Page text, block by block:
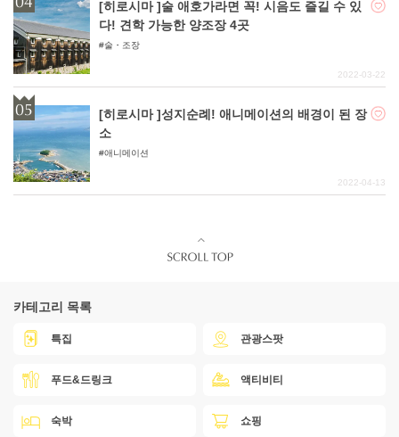
[히로시마 ]술 애호가라면 꼭! 시음도 즐길 수 있
다! 견학 가능한 양조장 4곳
술・조장
2022-03-22
[히로시마 ]성지순례! 애니메이션의 배경이 된 장
소
애니메이션
2022-04-13
카테고리 목록
특집 관광스팟
푸드&드링크 액티비티
숙박 쇼핑